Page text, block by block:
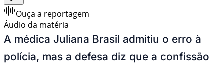
Ouça a reportagem
Áudio da matéria
A médica Juliana Brasil admitiu o erro à
polícia, mas a defesa diz que a confissão